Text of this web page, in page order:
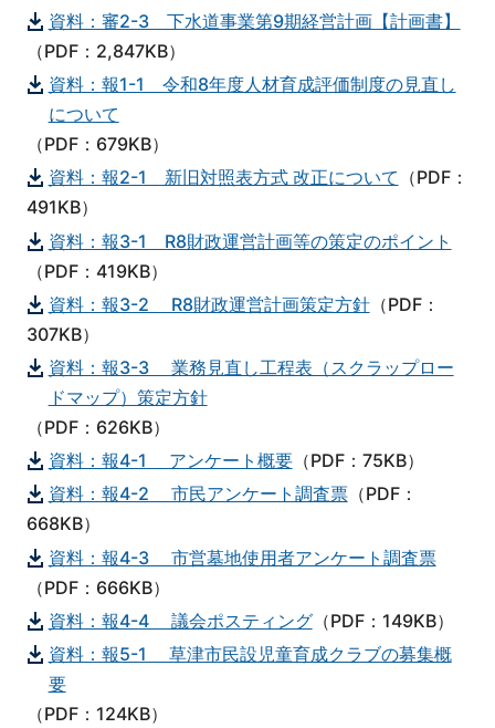
資料：審2-3 下水道事業第9期経営計画【計画書】
（PDF：2,847KB）
資料：報1-1 令和8年度人材育成評価制度の見直し
について
（PDF：679KB）
資料：報2-1 新旧対照表方式 改正について （PDF：
491KB）
資料：報3-1 R8財政運営計画等の策定のポイント
（PDF：419KB）
資料：報3-2 R8財政運営計画策定方針（PDF：
307KB）
資料：報3-3 業務見直し工程表（スクラップロー
ドマップ）策定方針
（PDF：626KB）
資料：報4-1 アンケート概要（PDF：75KB）
資料：報4-2 市民アンケート調査票（PDF：
668KB）
資料：報4-3 市営墓地使用者アンケート調査票
（PDF：666KB）
資料：報4-4 議会ポスティング（PDF：149KB）
資料：報5-1 草津市民設児童育成クラブの募集概
要
（PDF：124KB）